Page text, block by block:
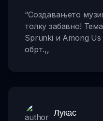
“Создавањето
толку забавно!
Sprunki и Among
обрт.,,
Лукас